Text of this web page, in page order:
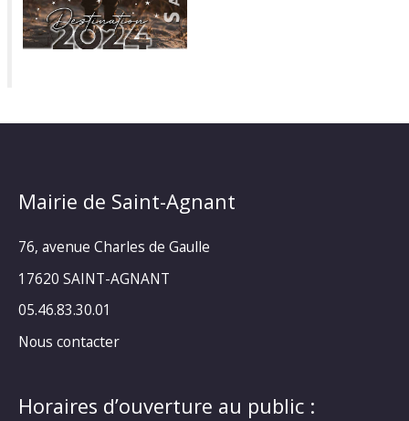
Mairie de Saint-Agnant
76, avenue Charles de Gaulle
17620 SAINT-AGNANT
05.46.83.30.01
Nous contacter
Horaires d’ouverture au public :